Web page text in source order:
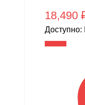
18,490
Доступно: